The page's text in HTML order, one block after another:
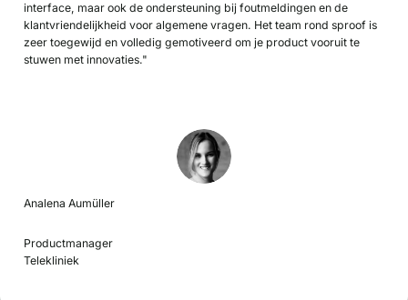
interface, maar ook de ondersteuning bij foutmeldingen en de
klantvriendelijkheid voor algemene vragen. Het team rond sproof is
zeer toegewijd en volledig gemotiveerd om je product vooruit te
stuwen met innovaties."
Analena Aumüller
Productmanager
Telekliniek